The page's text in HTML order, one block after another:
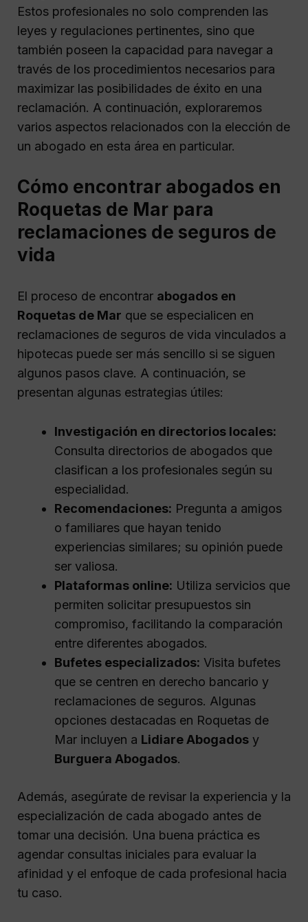
Estos profesionales no solo comprenden las
leyes y regulaciones pertinentes, sino que
también poseen la capacidad para navegar a
través de los procedimientos necesarios para
maximizar las posibilidades de éxito en una
reclamación. A continuación, exploraremos
varios aspectos relacionados con la elección de
un abogado en esta área en particular.
Cómo encontrar abogados en
Roquetas de Mar para
reclamaciones de seguros de
vida
El proceso de encontrar abogados en
Roquetas de Mar que se especialicen en
reclamaciones de seguros de vida vinculados a
hipotecas puede ser más sencillo si se siguen
algunos pasos clave. A continuación, se
presentan algunas estrategias útiles:
Investigación en directorios locales:
Consulta directorios de abogados que
clasifican a los profesionales según su
especialidad.
Recomendaciones: Pregunta a amigos
o familiares que hayan tenido
experiencias similares; su opinión puede
ser valiosa.
Plataformas online: Utiliza servicios que
permiten solicitar presupuestos sin
compromiso, facilitando la comparación
entre diferentes abogados.
Bufetes especializados: Visita bufetes
que se centren en derecho bancario y
reclamaciones de seguros. Algunas
opciones destacadas en Roquetas de
Mar incluyen a Lidiare Abogados y
Burguera Abogados.
Además, asegúrate de revisar la experiencia y la
especialización de cada abogado antes de
tomar una decisión. Una buena práctica es
agendar consultas iniciales para evaluar la
afinidad y el enfoque de cada profesional hacia
tu caso.